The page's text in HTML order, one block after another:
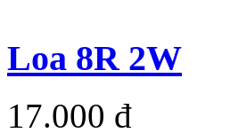
Loa 8R 2W
17.000 đ